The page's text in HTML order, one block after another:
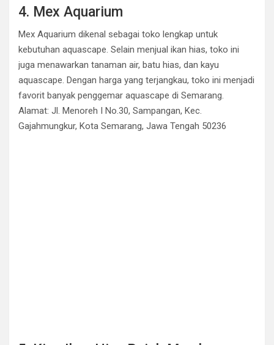
4. Mex Aquarium
Mex Aquarium dikenal sebagai toko lengkap untuk
kebutuhan aquascape. Selain menjual ikan hias, toko ini
juga menawarkan tanaman air, batu hias, dan kayu
aquascape. Dengan harga yang terjangkau, toko ini menjadi
favorit banyak penggemar aquascape di Semarang.
Alamat: Jl. Menoreh I No.30, Sampangan, Kec.
Gajahmungkur, Kota Semarang, Jawa Tengah 50236